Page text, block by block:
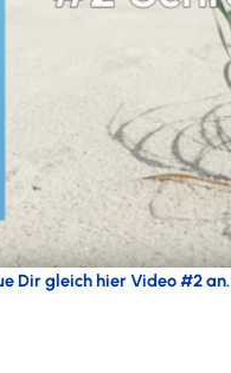
Dir gleich hier Video #2 an.